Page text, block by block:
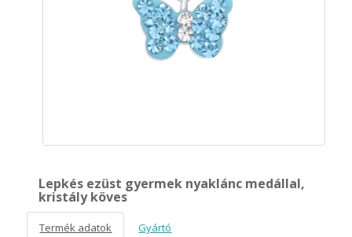
Lepkés ezüst gyermek nyaklánc medállal,
kristály köves
Termék adatok Gyártó